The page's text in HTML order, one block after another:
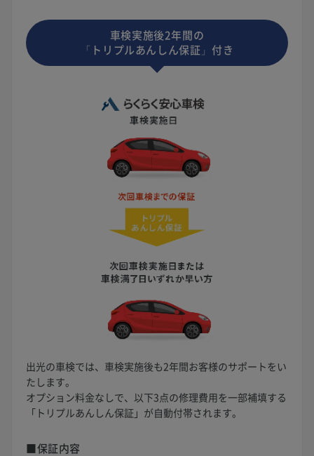
車検実施後2年間の
「トリプルあんしん保証」付き
出光の車検では、車検実施後も2年間お客様のサポートをい
たします。
オプション料金なしで、以下3点の修理費用を一部補填する
「トリプルあんしん保証」が自動付帯されます。
■保証内容